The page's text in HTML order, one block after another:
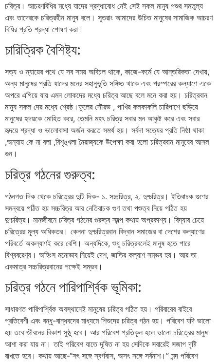
চরিত্র। আচরণবিধির মধ্যে যাদের শ্রদ্ধাবোধ নেই সেই সকল মানুষ পশুর সমতুল্য
এবং তাদেরকে চরিত্রহীন মানুষ বলে। সুতরাং আমাদের উচিত মানুষের সামাজিক আচরণ
বিধির প্রতি শ্রদ্ধা পোষণ করা।
চারিত্রিক বৈশিষ্ট্য:
সত্য ও ন্যায়ের পথে যে সব সময় অবিচল থাকে, কাজে-কর্মে যে আন্তরিকতা দেখায়,
অন্য মানুষের প্রতি যাদের মনের সহানুভূতি সঞ্চিত থাকে এবং পরস্পরের কল্যাণে একে
অপরে এগিয়ে যায় এমন লোকদের মধ্যে চরিত্র আছে বলে মনে করা হয়। চরিত্রবান
মানুষ সকল দের মধ্যে শ্রেষ্ঠ।ফুলের সৌরভ , পাখির কলকাকলি চারিপাশে ছড়িয়ে
মানুষের হৃদয়কে মোহিত করে, তেমনি মহৎ চরিত্র সবার মন আকৃষ্ট করে এবং সবার
হৃদয়ে শ্রদ্ধা ও ভালোবাসা অর্জন করতে সমর্থ হয়। সর্বদা সত্যের প্রতি নিষ্ঠা থাকা
,অন্যায় কে না বলা ,বিশৃঙ্খলা নৈরাজ্যকে উপেক্ষা করা হলো চরিত্রবান মানুষের আসল
গুন।
চরিত্র গঠনের গুরুত্ব:
গঠনগত দিক থেকে চরিত্রের দুটি দিক- ১. সচ্চরিত্র, ২. দুশ্চরিত্র। ইতিবাচক গুণের
সমন্বয়ে গঠিত হয় সচ্চরিত্র আর নেতিবাচক গুণ তথা পশুত্ব নিয়ে গঠিত হয়
দুশ্চরিত্র। মানজীবনে চরিত্র গঠনের গুরুত্ব স্বল্প কথায় অপ্রকাশ্য। বিদ্যার চেয়ে
চরিত্রের মূল্য অধিকতর। কেননা দুশ্চরিত্রবান বিদ্বান সমাজের বা দেশের কল্যাণের
পরিবর্তে অকল্যাণই করে বেশি। অন্যদিকে, শুধু চরিত্রবলেই মানুষ হতে পারে
বিশ্ববরেণ্য। অহিংস মনােভাব নিয়েই দেশ, জাতির কল্যাণ সম্ভব হয়। আর তা
একমাত্র সচ্চরিত্রবানের পক্ষেই সম্ভব।
চরিত্র গঠনে পারিপার্শ্বিক ভূমিকা:
সাধারণত পারিপার্শ্বিক অবস্থানেই মানুষের চরিত্র গঠিত হয়। পরিবারের বাইরে
প্রতিবেশী এবং বন্ধু-বান্ধবদের মাধ্যমে শিশুদের চরিত্র গঠন হয়। পরিবেশ যদি ভালো
হয় তবে জীবনের বিকাশ সুষ্ঠু হবে। আর পরিবেশ প্রতিকূল হলে ভালো চরিত্রের মানুষ
আশা করা যায় না। তাই পরিবেশ যাতে দূষিত না হয় সেদিকে সবারেই সজাগ দৃষ্টি
রাখতে হবে। কথায় আছে-“সৎ সঙ্গে স্বর্গবাস, অসৎ সঙ্গে সর্বনাশ।” মন্দ পরিবেশ